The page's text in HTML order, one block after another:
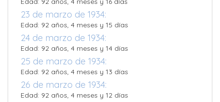
23 de marzo de 1934:
Edad: 92 años, 4 meses y 15 días
24 de marzo de 1934:
Edad: 92 años, 4 meses y 14 días
25 de marzo de 1934:
Edad: 92 años, 4 meses y 13 días
26 de marzo de 1934:
Edad: 92 años, 4 meses y 12 días